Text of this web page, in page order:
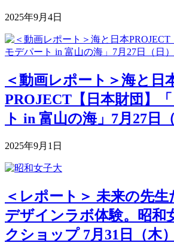
2025年9月4日
＜動画レポート＞海と日
PROJECT【日本財団】
ト in 富山の海」7月27日（
2025年9月1日
＜レポート＞ 未来の先生
デザインラボ体験。昭和
クショップ 7月31日（木）